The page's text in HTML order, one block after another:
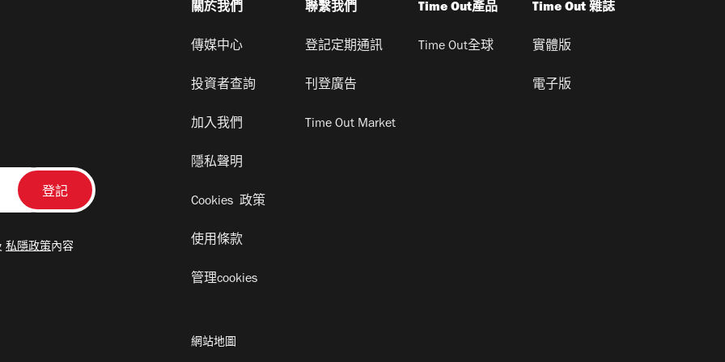
私隱政策內容
關於我們
傳媒中心
投資者查詢
加入我們
隱私聲明
Cookies 政策
使用條款
管理cookies
聯繫我們
登記定期通訊
刊登廣告
Time Out Market
Time Out產品
Time Out全球
Time Out 雜誌
實體版
電子版
網站地圖